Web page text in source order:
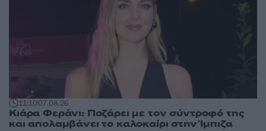
11:1007.08.26
Κιάρα Φεράνι: Ποζάρει με τον σύντροφό της
και απολαμβάνει το καλοκαίρι στην Ίμπιζα